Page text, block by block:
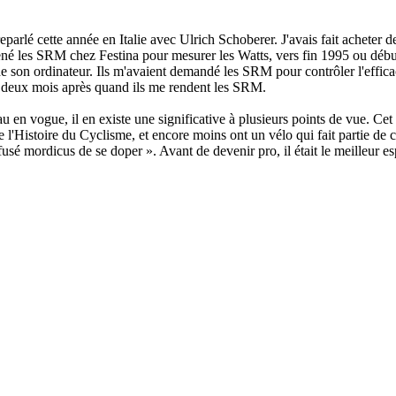
cette année en Italie avec Ulrich Schoberer. J'avais fait acheter
les SRM chez Festina pour mesurer les Watts, vers fin 1995 ou
son ordinateur. Ils m'avaient demandé les SRM pour contrôler
mois après quand ils me rendent les SRM.
en vogue, il en existe une significative à plusieurs points de vue.
l'Histoire du Cyclisme, et encore moins ont un vélo qui fait partie de
mordicus de se doper ». Avant de devenir pro, il était le meilleur